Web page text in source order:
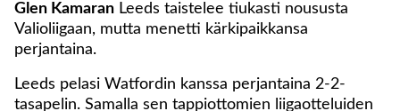
Glen Kamaran Leeds taistelee tiukasti noususta
Valioliigaan, mutta menetti kärkipaikkansa
perjantaina.
Leeds pelasi Watfordin kanssa perjantaina 2-2-
tasapelin. Samalla sen tappiottomien liigaotteluiden